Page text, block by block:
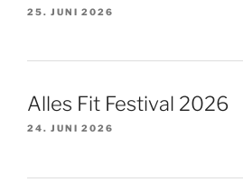
25. JUNI 2026
Alles Fit Festival 2026
24. JUNI 2026